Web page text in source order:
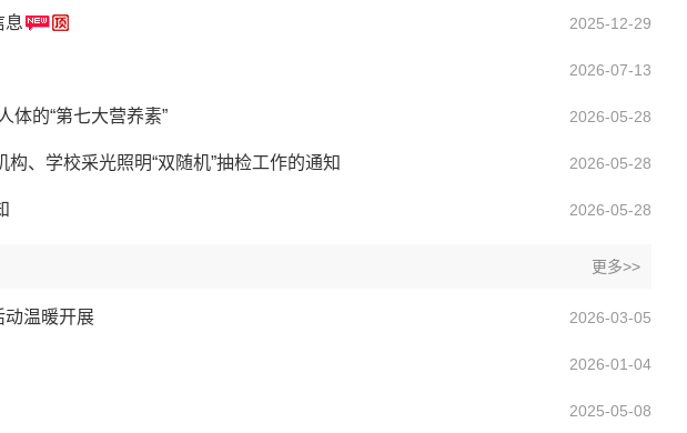
息 2025-12-29
2026-07-13
体的“第七大营养素” 2026-05-28
、学校采光照明“双随机”抽检工作的通知 2026-05-28
2026-05-28
更多>>
动温暖开展 2026-03-05
2026-01-04
2025-05-08